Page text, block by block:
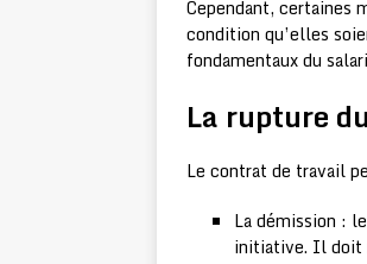
Cependant, certaines
condition qu’elles
fondamentaux du
La rupture
Le contrat de travail
La démission :
initiative. Il doit